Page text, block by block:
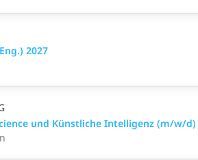
2027
und Künstliche Intelligenz (m/w/d)